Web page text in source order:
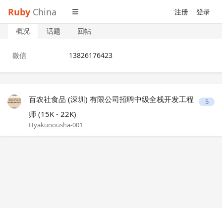
Ruby China 注册 登录
概况 话题 回帖
微信 13826176423
百农社食品 (深圳) 有限公司招聘中级全栈开发工程
师 (15K - 22K)
Hyakunousha-001
5